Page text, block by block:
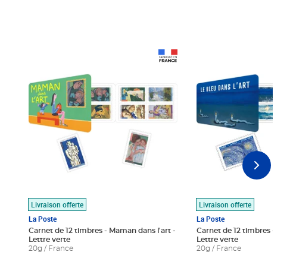
Livraison offerte
La Poste
Carnet de 12 timbres - Maman dans l'art -
Lettre verte
20g / France
Livraison offerte
La Poste
Carnet de 12 timbres - Le
Lettre verte
20g / France